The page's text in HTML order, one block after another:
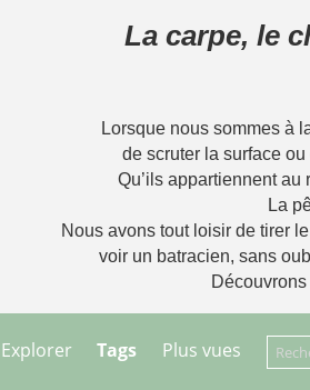
La carpe, le
Lorsque nous sommes à
de scruter la surface
Qu’ils appartiennent
La
Nous avons tout loisir de tirer
voir un batracien, sans
Explorer Tags Plus vues